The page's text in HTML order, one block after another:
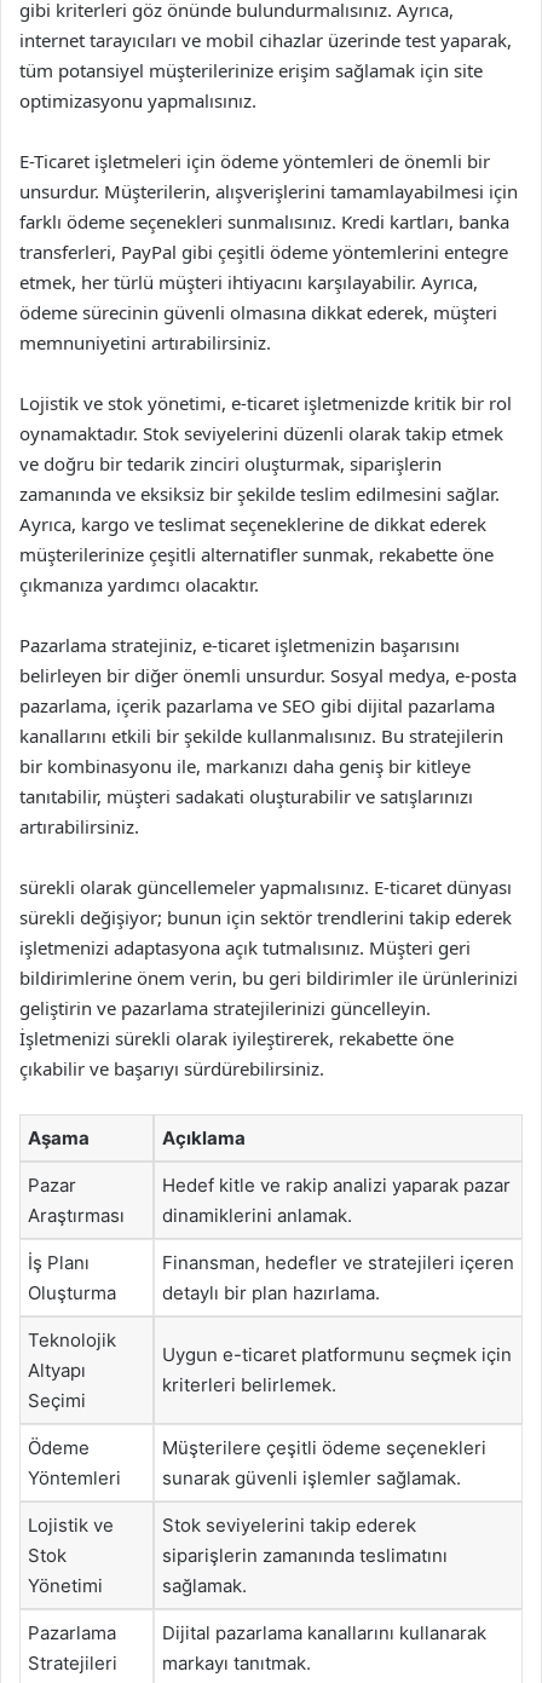
gibi kriterleri göz önünde bulundurmalısınız. Ayrıca,
internet tarayıcıları ve mobil cihazlar üzerinde test yaparak,
tüm potansiyel müşterilerinize erişim sağlamak için site
optimizasyonu yapmalısınız.
E-Ticaret işletmeleri için ödeme yöntemleri de önemli bir
unsurdur. Müşterilerin, alışverişlerini tamamlayabilmesi için
farklı ödeme seçenekleri sunmalısınız. Kredi kartları, banka
transferleri, PayPal gibi çeşitli ödeme yöntemlerini entegre
etmek, her türlü müşteri ihtiyacını karşılayabilir. Ayrıca,
ödeme sürecinin güvenli olmasına dikkat ederek, müşteri
memnuniyetini artırabilirsiniz.
Lojistik ve stok yönetimi, e-ticaret işletmenizde kritik bir rol
oynamaktadır. Stok seviyelerini düzenli olarak takip etmek
ve doğru bir tedarik zinciri oluşturmak, siparişlerin
zamanında ve eksiksiz bir şekilde teslim edilmesini sağlar.
Ayrıca, kargo ve teslimat seçeneklerine de dikkat ederek
müşterilerinize çeşitli alternatifler sunmak, rekabette öne
çıkmanıza yardımcı olacaktır.
Pazarlama stratejiniz, e-ticaret işletmenizin başarısını
belirleyen bir diğer önemli unsurdur. Sosyal medya, e-posta
pazarlama, içerik pazarlama ve SEO gibi dijital pazarlama
kanallarını etkili bir şekilde kullanmalısınız. Bu stratejilerin
bir kombinasyonu ile, markanızı daha geniş bir kitleye
tanıtabilir, müşteri sadakati oluşturabilir ve satışlarınızı
artırabilirsiniz.
sürekli olarak güncellemeler yapmalısınız. E-ticaret dünyası
sürekli değişiyor; bunun için sektör trendlerini takip ederek
işletmenizi adaptasyona açık tutmalısınız. Müşteri geri
bildirimlerine önem verin, bu geri bildirimler ile ürünlerinizi
geliştirin ve pazarlama stratejilerinizi güncelleyin.
İşletmenizi sürekli olarak iyileştirerek, rekabette öne
çıkabilir ve başarıyı sürdürebilirsiniz.
Aşama Açıklama
Pazar
Araştırması
Hedef kitle ve rakip analizi yaparak pazar
dinamiklerini anlamak.
İş Planı
Oluşturma
Finansman, hedefler ve stratejileri içeren
detaylı bir plan hazırlama.
Teknolojik
Altyapı
Seçimi
Uygun e-ticaret platformunu seçmek için
kriterleri belirlemek.
Ödeme
Yöntemleri
Müşterilere çeşitli ödeme seçenekleri
sunarak güvenli işlemler sağlamak.
Lojistik ve
Stok
Yönetimi
Stok seviyelerini takip ederek
siparişlerin zamanında teslimatını
sağlamak.
Pazarlama
Stratejileri
Dijital pazarlama kanallarını kullanarak
markayı tanıtmak.